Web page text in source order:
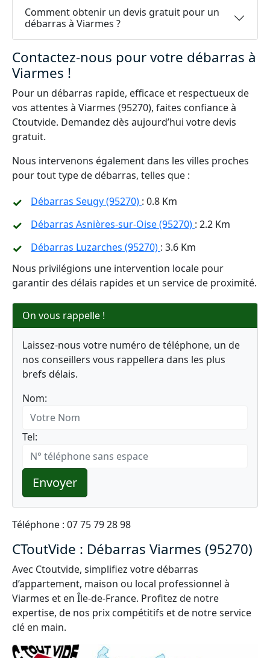
Comment obtenir un devis gratuit pour un
débarras à Viarmes ?
Contactez-nous pour votre débarras à
Viarmes !
Pour un débarras rapide, efficace et respectueux de
vos attentes à Viarmes (95270), faites confiance à
Ctoutvide. Demandez dès aujourd’hui votre devis
gratuit.
Nous intervenons également dans les villes proches
pour tout type de débarras, telles que :
Débarras Seugy (95270) : 0.8 Km
Débarras Asnières-sur-Oise (95270) : 2.2 Km
Débarras Luzarches (95270) : 3.6 Km
Nous privilégions une intervention locale pour
garantir des délais rapides et un service de proximité.
On vous rappelle !
Laissez-nous votre numéro de téléphone, un de
nos conseillers vous rappellera dans les plus
brefs délais.
Nom:
Tel:
Envoyer
Téléphone : 07 75 79 28 98
CToutVide : Débarras Viarmes (95270)
Avec Ctoutvide, simplifiez votre débarras
d’appartement, maison ou local professionnel à
Viarmes et en Île-de-France. Profitez de notre
expertise, de nos prix compétitifs et de notre service
clé en main.